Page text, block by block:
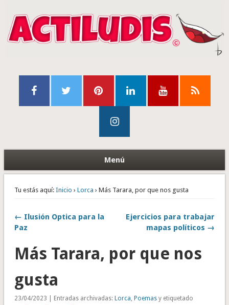
Menú
Tu estás aquí: Inicio › Lorca › Más Tarara, por que nos gusta
← Ilusión Optica para la
Paz
Ejercicios para trabajar
mapas políticos →
Más Tarara, por que nos
gusta
23/04/2023 | Entradas archivadas: Lorca, Poemasy etiquetado